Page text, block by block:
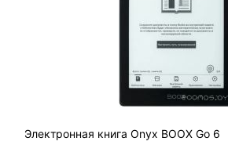
Электронная книга Onyx BOOX Go 6